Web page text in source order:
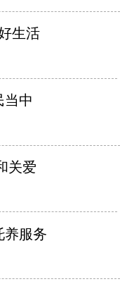
生活
当中
关爱
养服务